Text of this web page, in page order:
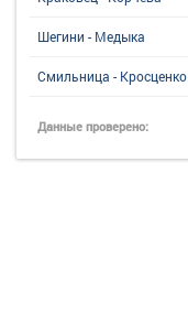
Шегини - Медыка
Смильница - Кросценко
Данные проверено: